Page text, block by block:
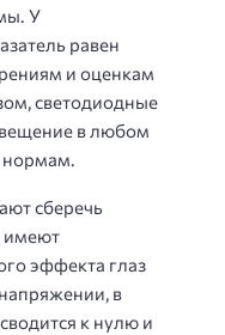
У
равен
и оценкам
светодиодные
в любом
нормам.
сберечь
имеют
эффекта глаз
в
к нулю и